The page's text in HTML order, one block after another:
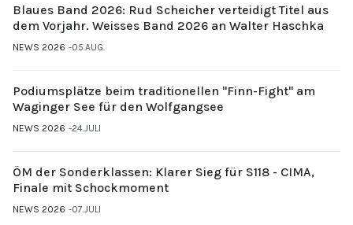
Blaues Band 2026: Rud Scheicher verteidigt Titel aus
dem Vorjahr. Weisses Band 2026 an Walter Haschka
NEWS 2026 05.AUG.
Podiumsplätze beim traditionellen "Finn-Fight" am
Waginger See für den Wolfgangsee
NEWS 2026 24.JULI
ÖM der Sonderklassen: Klarer Sieg für S118 - CIMA,
Finale mit Schockmoment
NEWS 2026 07.JULI